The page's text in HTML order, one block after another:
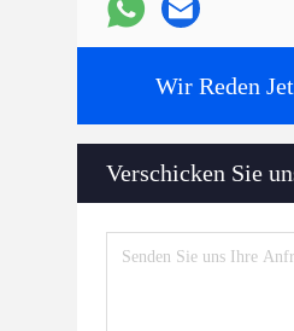
Wir Reden
Verschicken Sie